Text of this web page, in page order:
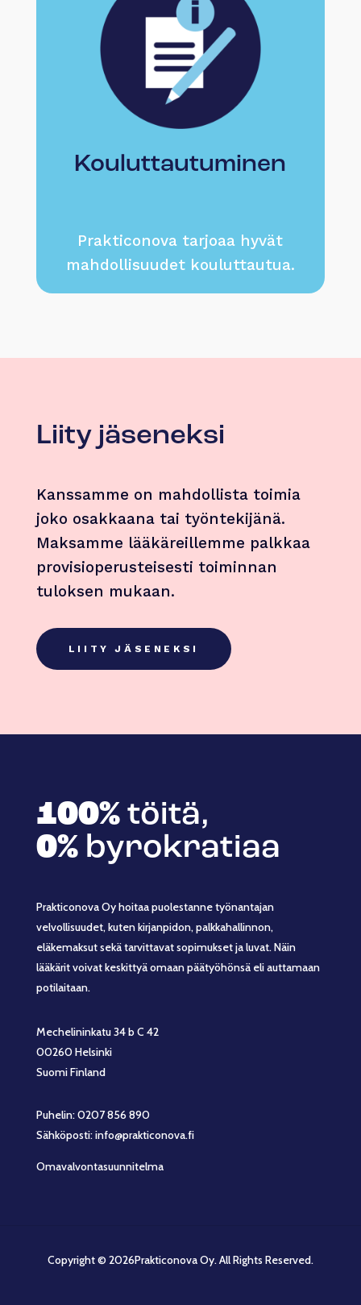
Kouluttautuminen
Prakticonova tarjoaa hyvät
mahdollisuudet kouluttautua.
Liity jäseneksi
Kanssamme on mahdollista toimia
joko osakkaana tai työntekijänä.
Maksamme lääkäreillemme palkkaa
provisioperusteisesti toiminnan
tuloksen mukaan.
LIITY JÄSENEKSI
100%töitä,
0%byrokratiaa
Prakticonova Oy hoitaa puolestanne työnantajan
velvollisuudet, kuten kirjanpidon, palkkahallinnon,
eläkemaksut sekä tarvittavat sopimukset ja luvat. Näin
lääkärit voivat keskittyä omaan päätyöhönsä eli auttamaan
potilaitaan.
Mechelininkatu 34 b C 42
00260 Helsinki
Suomi Finland
Puhelin: 0207 856 890
Sähköposti: info@prakticonova.fi
Omavalvontasuunnitelma
Copyright © 2026Prakticonova Oy. All Rights Reserved.